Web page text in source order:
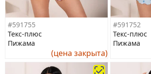
#591755
Текс-плюс
Пижама
(цена закрыта)
#591752
Текс-плюс
Пижама